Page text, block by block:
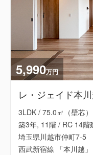
5,990万円
レ・ジェイド本
3LDK / 75.0㎡（壁芯）
築3年, 11階 / RC 14階
埼玉県川越市仲町7-5
西武新宿線 「本川越